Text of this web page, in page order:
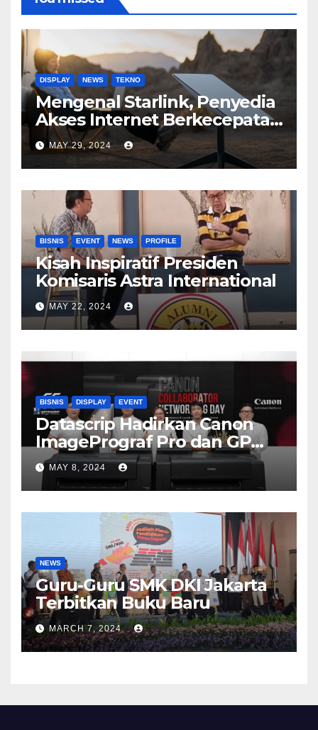
DISPLAY NEWS TEKNO
Mengenal Starlink, Penyedia
Akses Internet Berkecepatan
Tinggi
MAY 29, 2024
BISNIS EVENT NEWS PROFILE
Kisah Inspiratif Presiden
Komisaris Astra International
MAY 22, 2024
BISNIS DISPLAY EVENT
Datascrip Hadirkan Canon
ImagePrograf Pro dan GP
Series
MAY 8, 2024
NEWS
Guru-Guru SMK DKI Jakarta
Terbitkan Buku Baru
MARCH 7, 2024